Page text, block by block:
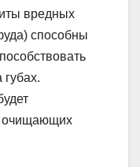
вредных
способны
очищающих